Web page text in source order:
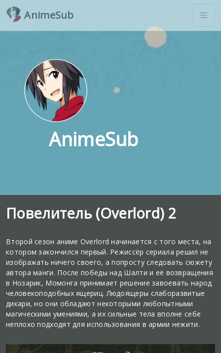
AnimeSub
AnimeSub
Повелитель (Overlord) 2
Второй сезон аниме Overlord начинается с того места, на
котором закончился первый. Режиссёр сериала решил не
изображать ничего своего, а попросту следовать сюжету
автора манги. После победы над Шалти и её возвращения
в Нозарик, Момонга принимает решение завоевать народ
человекоподобных ящериц. Людоящеры слаборазвитые
дикари, но они обладают некоторыми любопытными
магическими умениями, а их сильные тела вполне себе
неплохо подходят для использования в армии нежити.